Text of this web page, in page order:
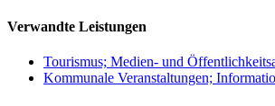
Verwandte Leistungen
Tourismus; Medien- und
Kommunale Veranstaltungen;